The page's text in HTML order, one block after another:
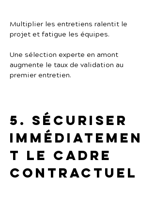
Multiplier les entretiens ralentit le
projet et fatigue les équipes.
Une sélection experte en amont
augmente le taux de validation au
premier entretien.
5. Sécuriser
immédiatemen
t le cadre
contractuel